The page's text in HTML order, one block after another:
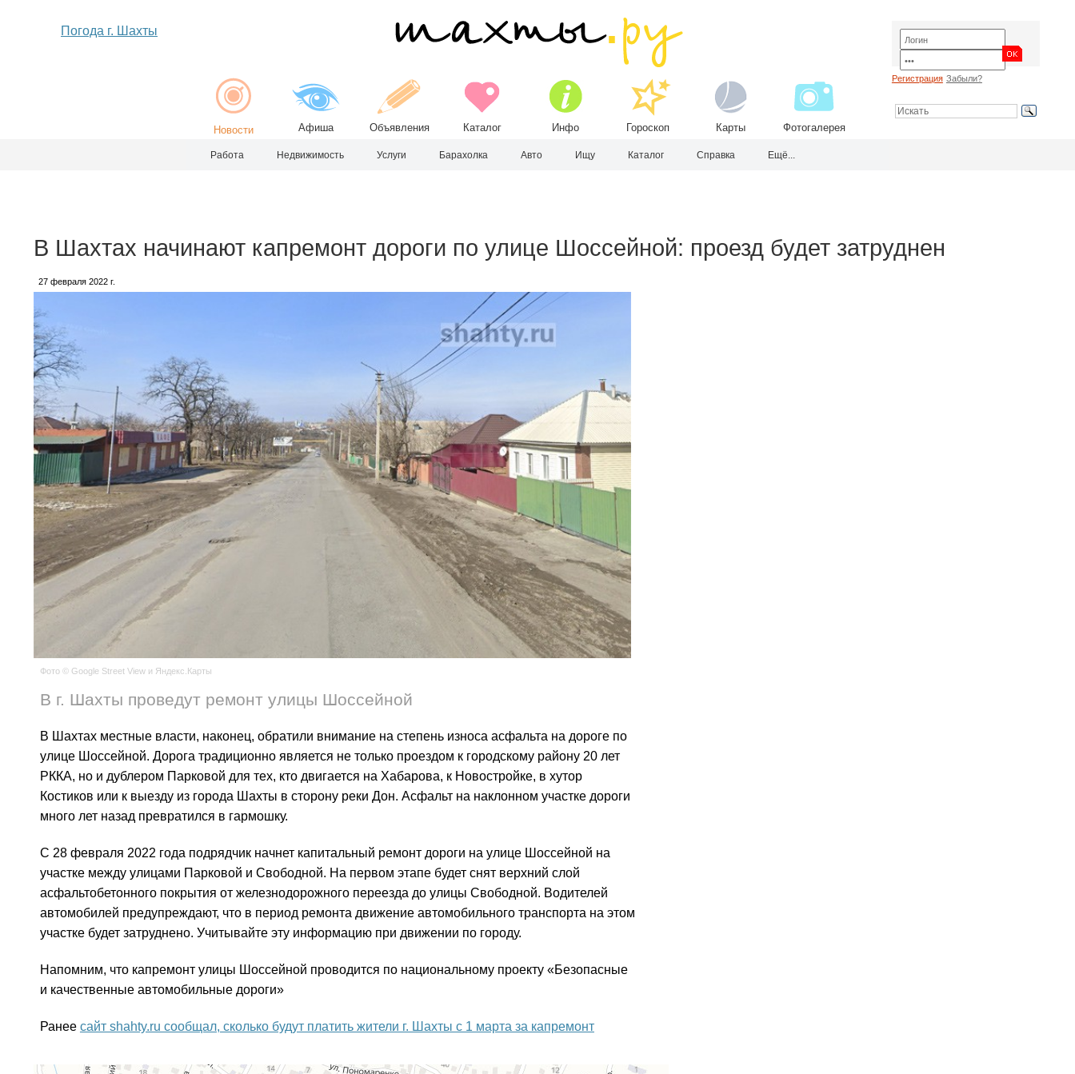
Погода г. Шахты
Новости Афиша Объявления Каталог Инфо Гороскоп Карты Фотогалерея
Регистрация Забыли?
Работа Недвижимость Услуги Барахолка Авто Ищу Каталог Справка Ещё...
В Шахтах начинают капремонт дороги по улице Шоссейной: проезд будет затруднен
27 февраля 2022 г.
Фото © Google Street View и Яндекс.Карты
В г. Шахты проведут ремонт улицы Шоссейной
В Шахтах местные власти, наконец, обратили внимание на степень износа асфальта на дороге по
улице Шоссейной. Дорога традиционно является не только проездом к городскому району 20 лет
РККА, но и дублером Парковой для тех, кто двигается на Хабарова, к Новостройке, в хутор
Костиков или к выезду из города Шахты в сторону реки Дон. Асфальт на наклонном участке дороги
много лет назад превратился в гармошку.
С 28 февраля 2022 года подрядчик начнет капитальный ремонт дороги на улице Шоссейной на
участке между улицами Парковой и Свободной. На первом этапе будет снят верхний слой
асфальтобетонного покрытия от железнодорожного переезда до улицы Свободной. Водителей
автомобилей предупреждают, что в период ремонта движение автомобильного транспорта на этом
участке будет затруднено. Учитывайте эту информацию при движении по городу.
Напомним, что капремонт улицы Шоссейной проводится по национальному проекту «Безопасные
и качественные автомобильные дороги»
Ранее сайт shahty.ru сообщал, сколько будут платить жители г. Шахты с 1 марта за капремонт